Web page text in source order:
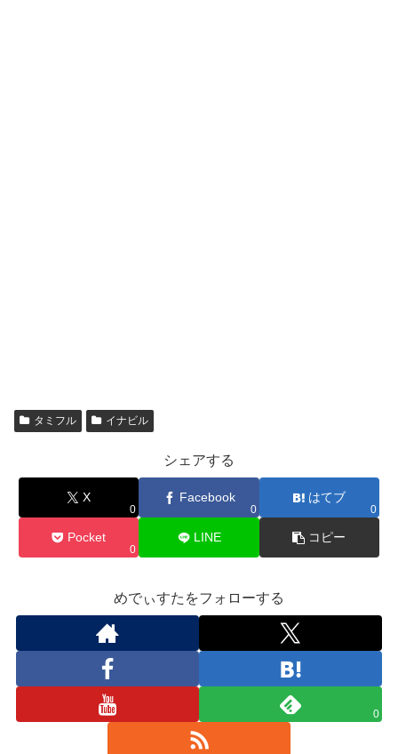
タミフル イナビル
シェアする
X
0
Facebook
0
はてブ
0
Pocket
0
LINE コピー
めでぃすたをフォローする
0